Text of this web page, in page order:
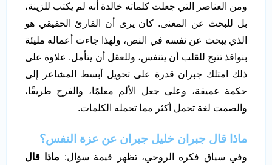
ومن العناصر التي جعلت كلماته خالدة أنه لم يكتب للزينة،
بل للبحث عن المعنى. كان يرى أن القارئ الحقيقي هو
الذي يبحث عن نفسه في النص، ولهذا جاءت أعماله مليئة
بنوافذ تتيح للقلب أن يتنفس، وللعقل أن يتأمل. علاوة على
ذلك امتلك جبران قدرة على تحويل أبسط المشاعر إلى
حكمة عميقة، وعلى جعل الألم معلمًا، والفرح طريقًا،
والصمت لغة تحمل أكثر مما تحمله الكلمات.
ماذا قال جبران خليل جبران عن عزة النفس؟
وفي سياق فكره الروحي، تظهر قيمة سؤال: ماذا قال